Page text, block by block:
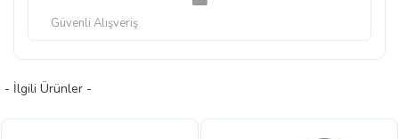
Güvenli Alışveriş
- İlgili Ürünler -